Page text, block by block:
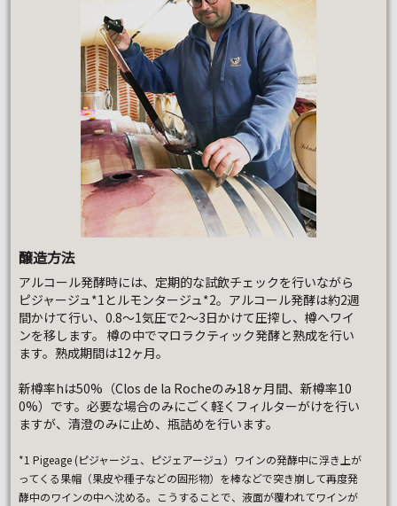
醸造方法
アルコール発酵時には、定期的な試飲チェックを行いながら
ピジャージュ*1とルモンタージュ*2。アルコール発酵は約2週
間かけて行い、0.8～1気圧で2～3日かけて圧搾し、樽へワイ
ンを移します。 樽の中でマロラクティック発酵と熟成を行い
ます。熟成期間は12ヶ月。
新樽率hは50%（Clos de la Rocheのみ18ヶ月間、新樽率10
0%）です。必要な場合のみにごく軽くフィルターがけを行い
ますが、清澄のみに止め、瓶詰めを行います。
*1 Pigeage (ピジャージュ、ピジェアージュ）ワインの発酵中に浮き上が
ってくる果帽（果皮や種子などの固形物）を棒などで突き崩して再度発
酵中のワインの中へ沈める。こうすることで、液面が覆われてワインが